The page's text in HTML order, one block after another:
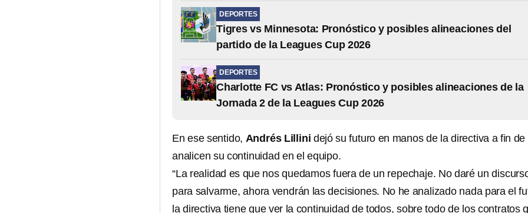
DEPORTES
Tigres vs Minnesota: Pronóstico y posibles alineaciones del
partido de la Leagues Cup 2026
DEPORTES
Charlotte FC vs Atlas: Pronóstico y posibles alineaciones de la
Jornada 2 de la Leagues Cup 2026
En ese sentido, Andrés Lillini dejó su futuro en manos de la directiva a fin de
analicen su continuidad en el equipo.
“La realidad es que nos quedamos fuera de un repechaje. No daré un
para salvarme, ahora vendrán las decisiones. No he analizado nada para el
la directiva tiene que ver la continuidad de todos, sobre todo de los contratos